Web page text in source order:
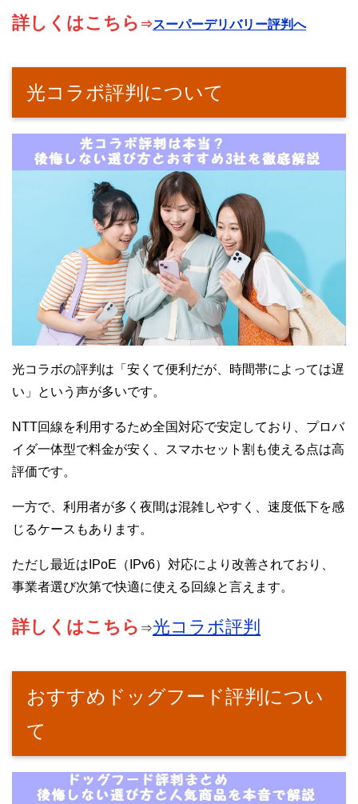
詳しくはこちら ⇒スーパーデリバリー評判へ
光コラボ評判について
光コラボの評判は「安くて便利だが、時間帯によっては遅
い」という声が多いです。
NTT回線を利用するため全国対応で安定しており、プロバ
イダ一体型で料金が安く、スマホセット割も使える点は高
評価です。
一方で、利用者が多く夜間は混雑しやすく、速度低下を感
じるケースもあります。
ただし最近はIPoE（IPv6）対応により改善されており、
事業者選び次第で快適に使える回線と言えます。
詳しくはこちら ⇒光コラボ評判
おすすめドッグフード評判につい
て